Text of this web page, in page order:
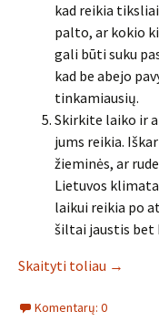
kad reikia
palto, ar kokio
gali būti suku
kad be abejo
tinkamiausių.
Skirkite laiko ir
jums reikia.
žieminės, ar
Lietuvos
laikui reikia po
šiltai jaustis bet
Skaityti toliau →
Komentarų: 0